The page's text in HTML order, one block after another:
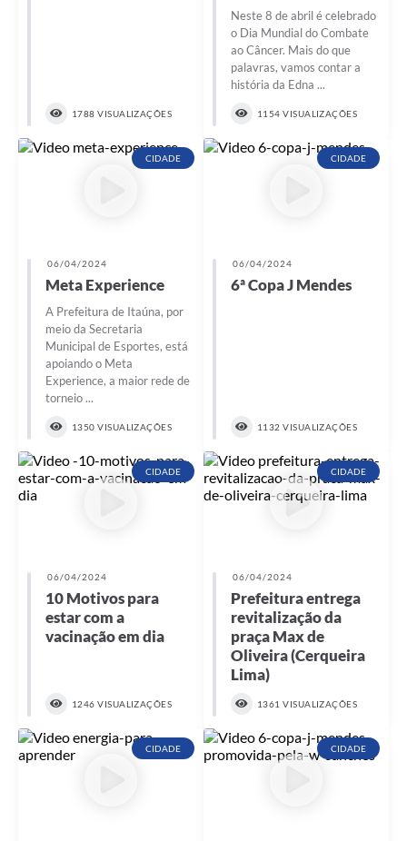
1788 VISUALIZAÇÕES
Neste 8 de abril é celebrado
o Dia Mundial do Combate
ao Câncer. Mais do que
palavras, vamos contar a
história da Edna ...
1154 VISUALIZAÇÕES
CIDADE
06/04/2024
Meta Experience
A Prefeitura de Itaúna, por
meio da Secretaria
Municipal de Esportes, está
apoiando o Meta
Experience, a maior rede de
torneio ...
1350 VISUALIZAÇÕES
CIDADE
06/04/2024
6ª Copa J Mendes
1132 VISUALIZAÇÕES
CIDADE
06/04/2024
10 Motivos para
estar com a
vacinação em dia
1246 VISUALIZAÇÕES
CIDADE
06/04/2024
Prefeitura entrega
revitalização da
praça Max de
Oliveira (Cerqueira
Lima)
1361 VISUALIZAÇÕES
CIDADE CIDADE